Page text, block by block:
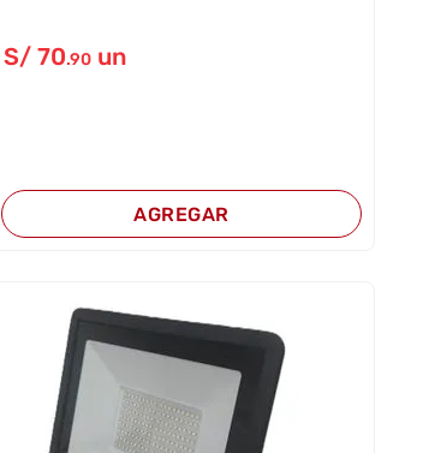
S/ 70.90 un
AGREGAR